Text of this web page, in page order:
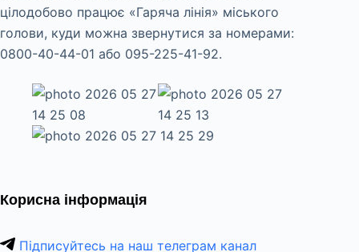
цілодобово працює «Гаряча лінія» міського
голови, куди можна звернутися за номерами:
0800-40-44-01 або 095-225-41-92.
Корисна інформація
Підписуйтесь на наш телеграм канал